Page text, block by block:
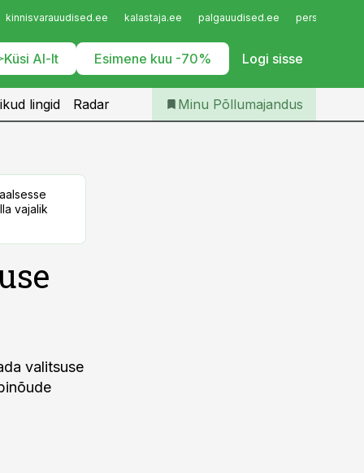
kinnisvarauudised.ee kalastaja.ee palgauudised.ee
Küsi AI-lt Esimene kuu -70% Logi sisse
Iseteenindus
Telli Põllumajandus
lingid Radar Minu Põllumajandus
vajalik
valitsuse